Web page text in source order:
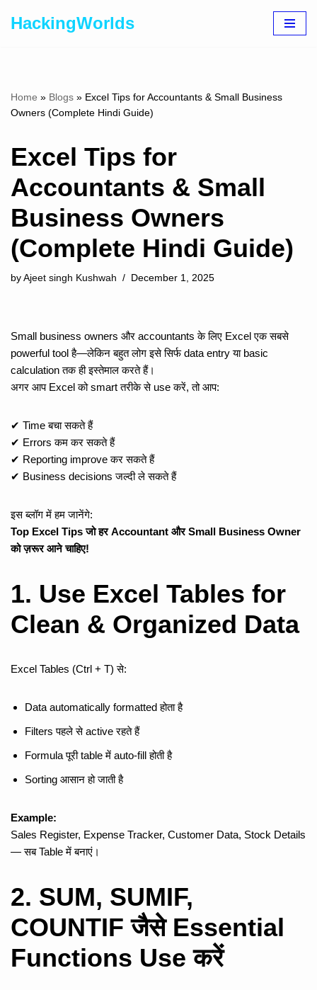
HackingWorlds
Home » Blogs » Excel Tips for Accountants & Small Business
Owners (Complete Hindi Guide)
Excel Tips for
Accountants & Small
Business Owners
(Complete Hindi Guide)
by Ajeet singh Kushwah December 1, 2025
Small business owners और accountants के लिए Excel एक सबसे
powerful tool है—लेकिन बहुत लोग इसे सिर्फ data entry या basic
calculation तक ही इस्तेमाल करते हैं।
अगर आप Excel को smart तरीके से use करें, तो आप:
✔ Time बचा सकते हैं
✔ Errors कम कर सकते हैं
✔ Reporting improve कर सकते हैं
✔ Business decisions जल्दी ले सकते हैं
इस ब्लॉग में हम जानेंगे:
Top Excel Tips जो हर Accountant और Small Business Owner
को ज़रूर आने चाहिए!
1. Use Excel Tables for
Clean & Organized Data
Excel Tables (Ctrl + T) से:
Data automatically formatted होता है
Filters पहले से active रहते हैं
Formula पूरी table में auto-fill होती है
Sorting आसान हो जाती है
Example:
Sales Register, Expense Tracker, Customer Data, Stock Details
— सब Table में बनाएं।
2. SUM, SUMIF,
COUNTIF जैसे Essential
Functions Use करें